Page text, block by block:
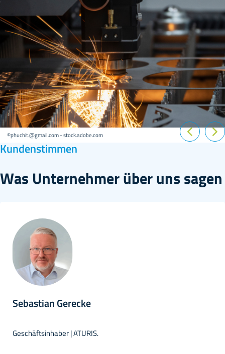
©phuchit.@gmail.com - stock.adobe.com
Kundenstimmen
Was Unternehmer über uns sagen